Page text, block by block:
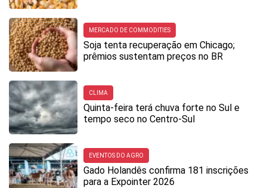
MERCADO DE COMMODITIES
Soja tenta recuperação em Chicago;
prêmios sustentam preços no BR
CLIMA
Quinta-feira terá chuva forte no Sul e
tempo seco no Centro-Sul
EVENTOS DO AGRO
Gado Holandês confirma 181 inscrições
para a Expointer 2026